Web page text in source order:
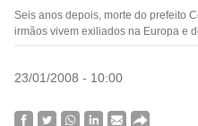
Seis anos depois, morte do prefeito
irmãos vivem exiliados na Europa e
23/01/2008 - 10:00